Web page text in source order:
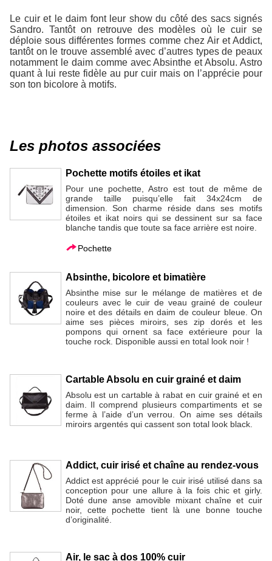
Le cuir et le daim font leur show du côté des sacs signés
Sandro. Tantôt on retrouve des modèles où le cuir se
déploie sous différentes formes comme chez Air et Addict,
tantôt on le trouve assemblé avec d’autres types de peaux
notamment le daim comme avec Absinthe et Absolu. Astro
quant à lui reste fidèle au pur cuir mais on l’apprécie pour
son ton bicolore à motifs.
Les photos associées
Pochette motifs étoiles et ikat
Pour une pochette, Astro est tout de même de
grande taille puisqu’elle fait 34x24cm de
dimension. Son charme réside dans ses motifs
étoiles et ikat noirs qui se dessinent sur sa face
blanche tandis que toute sa face arrière est noire.
Pochette
Absinthe, bicolore et bimatière
Absinthe mise sur le mélange de matières et de
couleurs avec le cuir de veau grainé de couleur
noire et des détails en daim de couleur bleue. On
aime ses pièces miroirs, ses zip dorés et les
pompons qui ornent sa face extérieure pour la
touche rock. Disponible aussi en total look noir !
Cartable Absolu en cuir grainé et daim
Absolu est un cartable à rabat en cuir grainé et en
daim. Il comprend plusieurs compartiments et se
ferme à l’aide d’un verrou. On aime ses détails
miroirs argentés qui cassent son total look black.
Addict, cuir irisé et chaîne au rendez-vous
Addict est apprécié pour le cuir irisé utilisé dans sa
conception pour une allure à la fois chic et girly.
Doté dune anse amovible mixant chaîne et cuir
noir, cette pochette tient là une bonne touche
d’originalité.
Air, le sac à dos 100% cuir